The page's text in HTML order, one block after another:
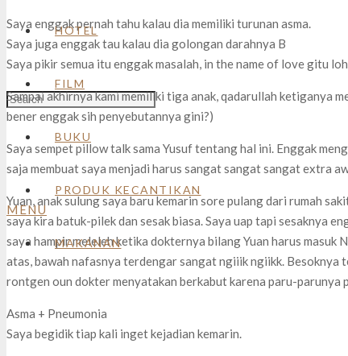
MENU
HOTEL
FILM
BUKU
PRODUK KECANTIKAN
MAKANAN
Saya enggak pernah tahu kalau dia memiliki turunan asma.
Saya juga enggak tau kalau dia golongan darahnya B
Saya pikir semua itu enggak masalah, in the name of love gitu loh
Sampai akhirnya kami memiliki tiga anak, qadarullah ketiganya
bener enggak sih penyebutannya gini?)
Saya sempet pillow talk sama Yusuf tentang hal ini. Enggak
saja membuat saya menjadi harus sangat sangat sangat extra
Yuan, anak sulung saya baru kemarin sore pulang dari rumah
saya kira batuk-pilek dan sesak biasa. Saya uap tapi sesaknya
saya hampir meleleh ketika dokternya bilang Yuan harus masuk
atas, bawah nafasnya terdengar sangat ngiiik ngiikk. Besoknya
rontgen oun dokter menyatakan berkabut karena paru-parunya
Asma + Pneumonia
Saya begidik tiap kali inget kejadian kemarin.